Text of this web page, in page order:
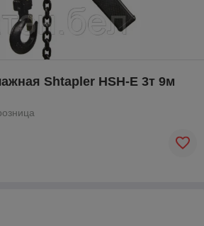
Shtapler HSH-E 3т 9м